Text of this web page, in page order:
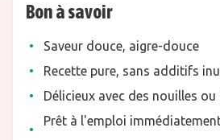
Bon à savoir
Saveur douce, aigre-douce
Recette pure, sans additifs
Délicieux avec des nouilles
Prêt à l'emploi